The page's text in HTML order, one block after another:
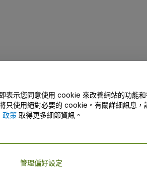
我們
表示您同意使用 cookie 來改善網站的功能
只使用絕對必要的 cookie。有關詳細訊息，
政策 取得更多細節資訊。
管理偏好設定